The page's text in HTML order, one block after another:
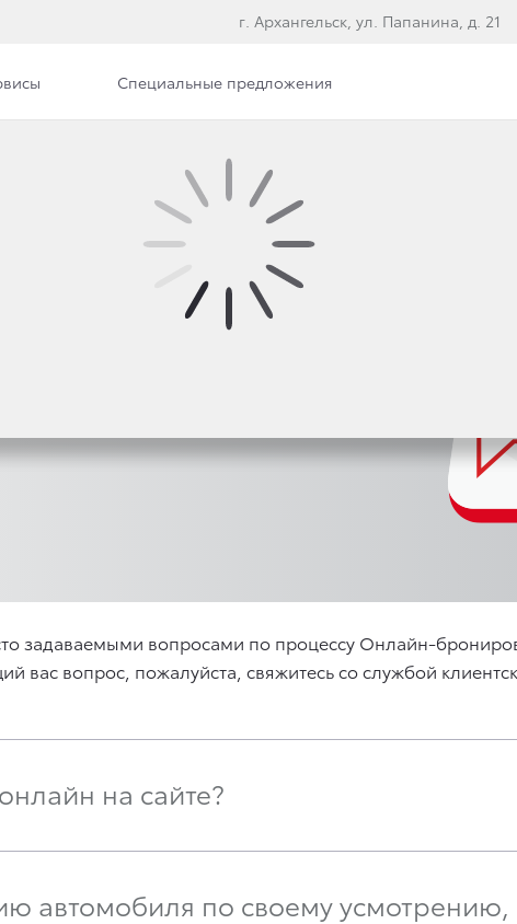
г. Архангельск, ул. Папанина, д. 21
Специальные предложения
задаваемыми вопросами по процессу Онлайн-
вас вопрос, пожалуйста, свяжитесь со службой
на сайте?
автомобиля по своему